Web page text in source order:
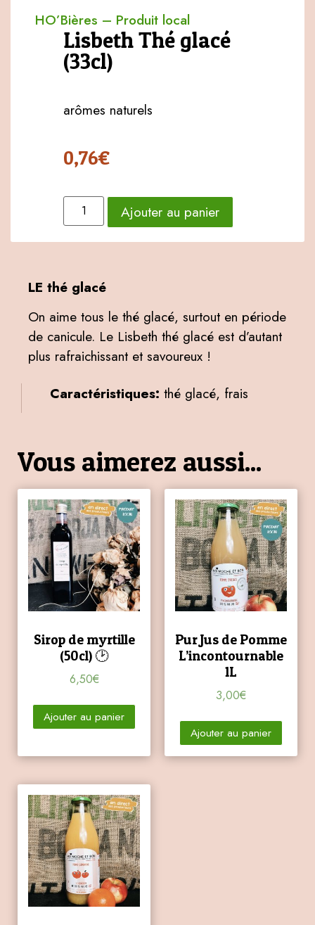
HO’Bières – Produit local
Lisbeth Thé glacé
(33cl)
arômes naturels
0,76€
Ajouter au panier
LE thé glacé
On aime tous le thé glacé, surtout en période
de canicule. Le Lisbeth thé glacé est d’autant
plus rafraichissant et savoureux !
Caractéristiques: thé glacé, frais
Vous aimerez aussi...
Sirop de myrtille
(50cl) 🕑
6,50€
Ajouter au panier
Pur Jus de Pomme
L’incontournable
1L
3,00€
Ajouter au panier